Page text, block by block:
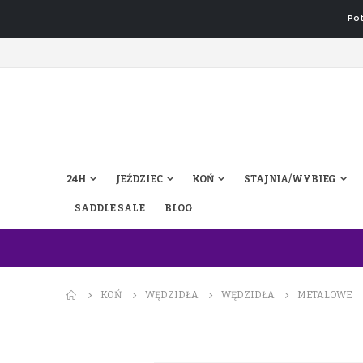
24H JEŹDZIEC KOŃ STAJNIA/WYBIEG
SADDLE SALE BLOG
KOŃ WĘDZIDŁA WĘDZIDŁA METALOWE